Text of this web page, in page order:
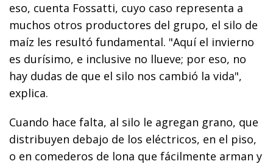
eso, cuenta Fossatti, cuyo caso representa a
muchos otros productores del grupo, el silo de
maíz les resultó fundamental. "Aquí el invierno
es durísimo, e inclusive no llueve; por eso, no
hay dudas de que el silo nos cambió la vida",
explica.
Cuando hace falta, al silo le agregan grano, que
distribuyen debajo de los eléctricos, en el piso,
o en comederos de lona que fácilmente arman y